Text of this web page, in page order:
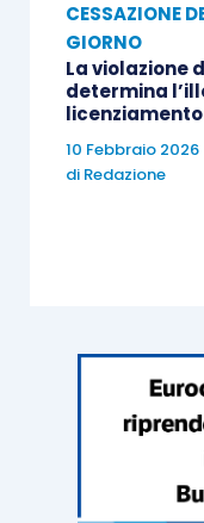
CESSAZIONE
GIORNO
La violazione
determina
licenziamento
10 Febbraio 2026
di Redazione